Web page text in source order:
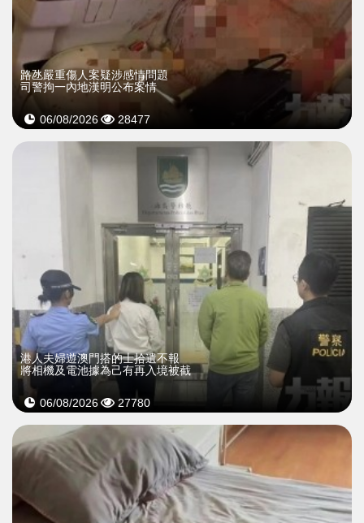
​路氹嚴重傷人案疑涉感情問題
司警拘一內地漢明公布案情
06/08/2026 28477
​港人夫婦遊澳門搭的士拾遺不報
將相機及電池據為己有再入境被截
06/08/2026 27780